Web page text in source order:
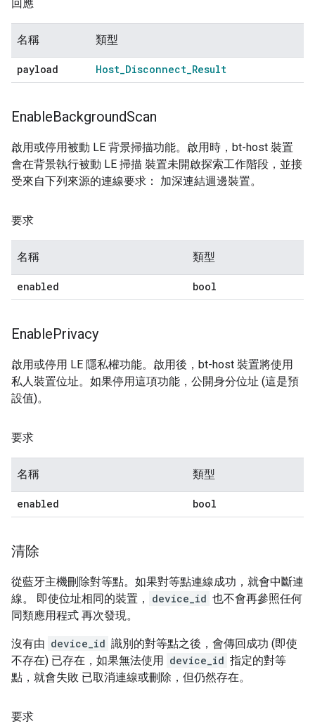
回應
名稱 類型
payload Host_Disconnect_Result
EnableBackgroundScan
啟用或停用被動 LE 背景掃描功能。啟用時，bt-host 裝置
會在背景執行被動 LE 掃描 裝置未開啟探索工作階段，並接
受來自下列來源的連線要求： 加深連結週邊裝置。
要求
名稱 類型
enabled bool
EnablePrivacy
啟用或停用 LE 隱私權功能。啟用後，bt-host 裝置將使用
私人裝置位址。如果停用這項功能，公開身分位址 (這是預
設值)。
要求
名稱 類型
enabled bool
清除
從藍牙主機刪除對等點。如果對等點連線成功，就會中斷連
線。 即使位址相同的裝置，
device_id 也不會再參照任何
同類應用程式 再次發現。
沒有由 device_id 識別的對等點之後，會傳回成功 (即使
不存在) 已存在，如果無法使用 device_id 指定的對等
點，就會失敗 已取消連線或刪除，但仍然存在。
要求